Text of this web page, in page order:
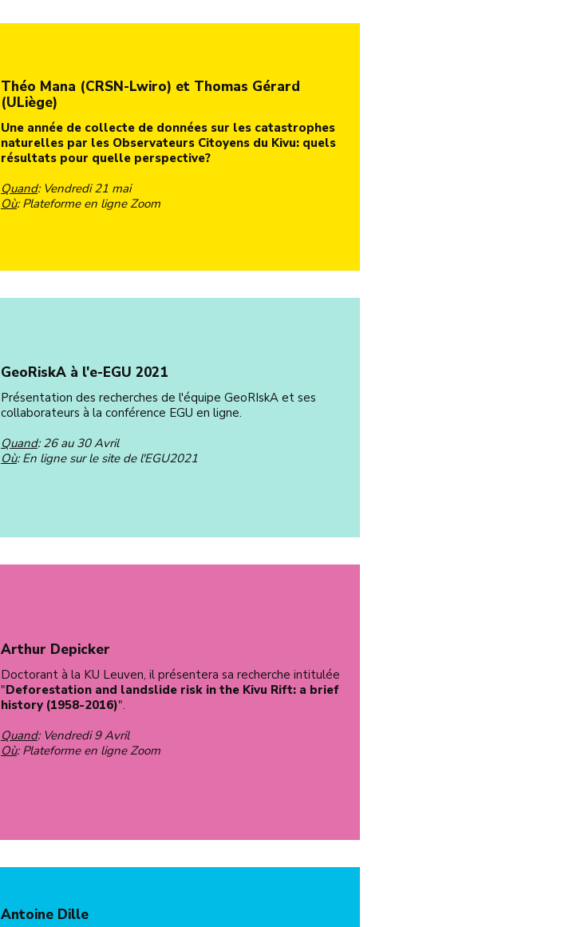
Théo Mana (CRSN-Lwiro) et Thomas Gérard
(ULiège)
Une année de collecte de données sur les catastrophes
naturelles par les Observateurs Citoyens du Kivu: quels
résultats pour quelle perspective?
Quand: Vendredi 21 mai
Où: Plateforme en ligne Zoom
GeoRiskA à l'e-EGU 2021
Présentation des recherches de l'équipe GeoRIskA et ses
collaborateurs à la conférence EGU en ligne.
Quand: 26 au 30 Avril
Où: En ligne sur le site de l'EGU2021
Arthur Depicker
Doctorant à la KU Leuven, il présentera sa recherche intitulée
"Deforestation and landslide risk in the Kivu Rift: a brief
history (1958-2016)".
Quand: Vendredi 9 Avril
Où: Plateforme en ligne Zoom
Antoine Dille